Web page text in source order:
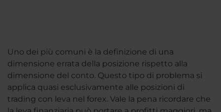
Uno dei più comuni è la definizione di una
dimensione errata della posizione rispetto alla
dimensione del conto. Questo tipo di problema si
applica quasi esclusivamente alle posizioni di
trading con leva nel forex. Vale la pena ricordare che